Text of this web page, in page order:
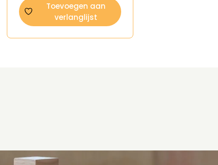
Toevoegen aan
verlanglijst